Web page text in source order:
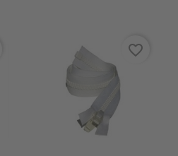
favorite_border